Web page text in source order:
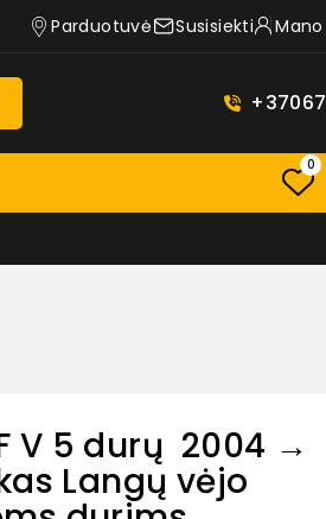
Parduotuvė Susisiekti
0
V 5 durų 2004 →
Langų vėjo